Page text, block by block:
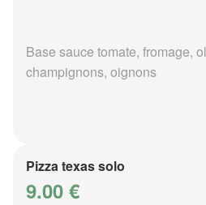
Base sauce tomate, fromage,
champignons, oignons
Pizza texas solo
9.00 €